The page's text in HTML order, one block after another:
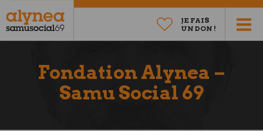
JE FAIS
UN DON !
Fondation Alynea –
Samu Social 69